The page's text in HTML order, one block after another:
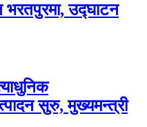
भरतपुरमा, उद्घाटन
सुरु, मुख्यमन्त्री